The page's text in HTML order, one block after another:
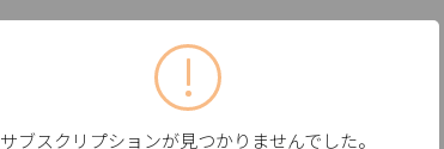
サブスクリプションが見つかりませんでした。